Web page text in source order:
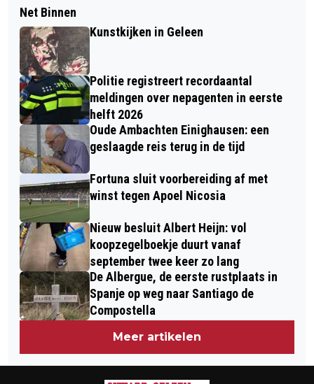
Net Binnen
Kunstkijken in Geleen
Politie registreert recordaantal
meldingen over nepagenten in eerste
helft 2026
Oude Ambachten Einighausen: een
geslaagde reis terug in de tijd
Fortuna sluit voorbereiding af met
winst tegen Apoel Nicosia
Nieuw besluit Albert Heijn: vol
koopzegelboekje duurt vanaf
september twee keer zo lang
De Albergue, de eerste rustplaats in
Spanje op weg naar Santiago de
Compostella
Meer artikelen